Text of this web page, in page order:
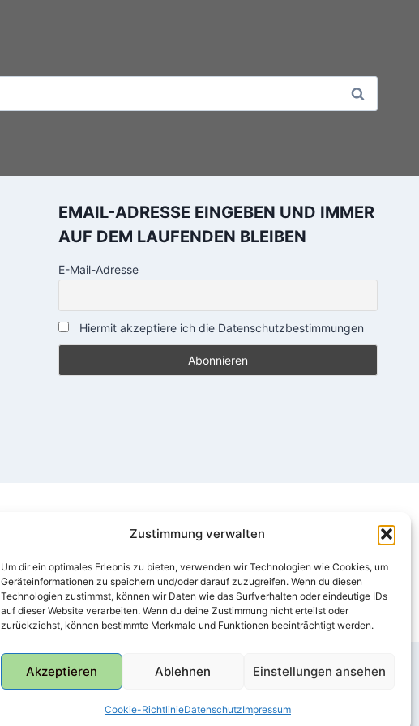
Zustimmung verwalten
Um dir ein optimales Erlebnis zu bieten, verwenden wir Technologien wie Cookies, um
Geräteinformationen zu speichern und/oder darauf zuzugreifen. Wenn du diesen
Technologien zustimmst, können wir Daten wie das Surfverhalten oder eindeutige IDs
auf dieser Website verarbeiten. Wenn du deine Zustimmung nicht erteilst oder
zurückziehst, können bestimmte Merkmale und Funktionen beeinträchtigt werden.
Akzeptieren Ablehnen Einstellungen ansehen
Cookie-RichtlinieDatenschutzImpressum
EMAIL-ADRESSE EINGEBEN UND IMMER
AUF DEM LAUFENDEN BLEIBEN
E-Mail-Adresse
Hiermit akzeptiere ich die Datenschutzbestimmungen